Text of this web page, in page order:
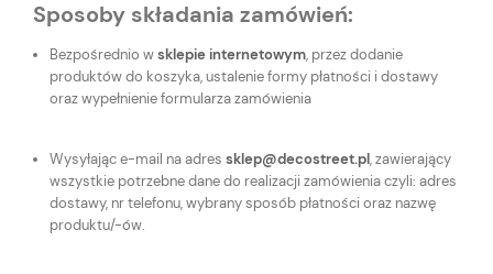
Wybierz coś dla siebie z naszej aktualnej oferty lub
zaloguj się, aby przywrócić dodane produkty do listy
Sposoby składania zamówień:
Bezpośrednio wsklepie internetowym, przez dodanie
produktów do koszyka, ustalenie formy płatności i dostawy
oraz wypełnienie formularza zamówienia
Wysyłając e-mail na adres sklep@decostreet.pl, zawierający
wszystkie potrzebne dane do realizacji zamówienia czyli: adres
dostawy, nr telefonu, wybrany sposób płatności oraz nazwę
produktu/-ów.